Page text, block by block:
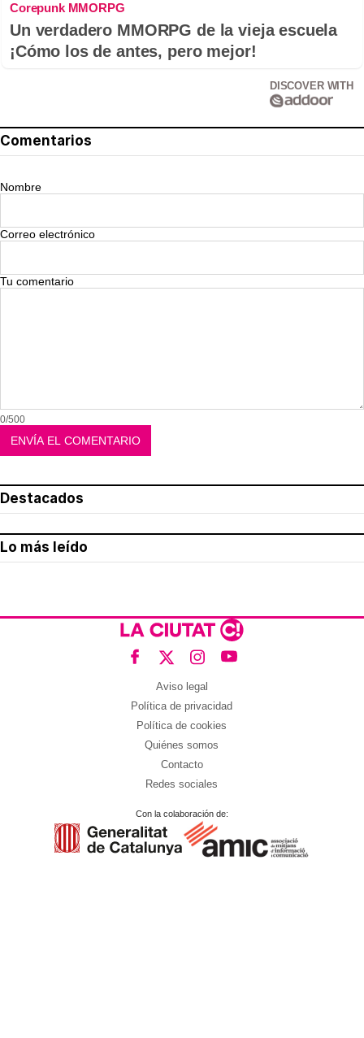
Corepunk MMORPG
Un verdadero MMORPG de la vieja escuela
¡Cómo los de antes, pero mejor!
DISCOVER WITH
Comentarios
Nombre
Correo electrónico
Tu comentario
0/500
Destacados
Lo más leído
Aviso legal
Política de privacidad
Política de cookies
Quiénes somos
Contacto
Redes sociales
Con la colaboración de: